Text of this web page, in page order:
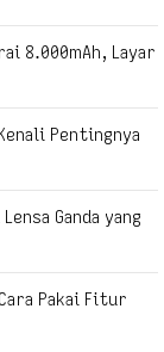
8.000mAh, Layar
Pentingnya
Ganda yang
Pakai Fitur